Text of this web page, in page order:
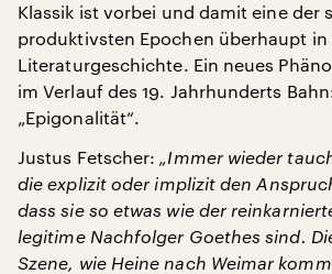
Klassik ist vorbei und damit eine der
produktivsten Epochen überhaupt in
Literaturgeschichte. Ein neues
im Verlauf des 19. Jahrhunderts
„Epigonalität“.
Justus Fetscher: „Immer wieder
die explizit oder implizit den
dass sie so etwas wie der
legitime Nachfolger Goethes sind.
Szene, wie Heine nach Weimar